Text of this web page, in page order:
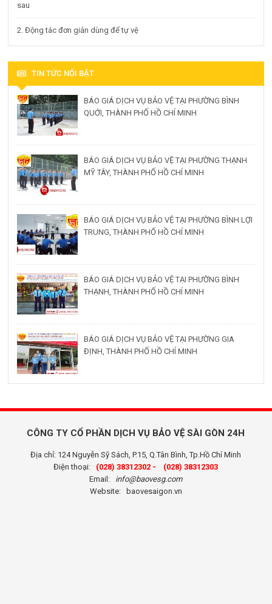
sau
2. Động tác đơn giản dùng để tự vệ
TIN TỨC NỔI BẬT
BÁO GIÁ DỊCH VỤ BẢO VỆ TẠI PHƯỜNG BÌNH
QUỚI, THÀNH PHỐ HỒ CHÍ MINH
BÁO GIÁ DỊCH VỤ BẢO VỆ TẠI PHƯỜNG THẠNH
MỸ TÂY, THÀNH PHỐ HỒ CHÍ MINH
BÁO GIÁ DỊCH VỤ BẢO VỆ TẠI PHƯỜNG BÌNH LỢI
TRUNG, THÀNH PHỐ HỒ CHÍ MINH
BÁO GIÁ DỊCH VỤ BẢO VỆ TẠI PHƯỜNG BÌNH
THẠNH, THÀNH PHỐ HỒ CHÍ MINH
BÁO GIÁ DỊCH VỤ BẢO VỆ TẠI PHƯỜNG GIA
ĐỊNH, THÀNH PHỐ HỒ CHÍ MINH
CÔNG TY CỔ PHẦN DỊCH VỤ BẢO VỆ SÀI GÒN 24H
Địa chỉ: 124 Nguyễn Sỹ Sách, P.15, Q.Tân Bình, Tp.Hồ Chí Minh
Điện thoại: (028) 38312302 -
(028) 38312303
Email: info@baovesg.com
Website:
baovesaigon.vn